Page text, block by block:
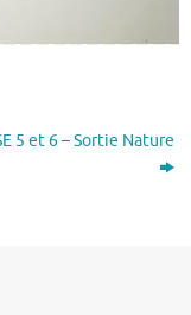
5 et 6 – Sortie Nature